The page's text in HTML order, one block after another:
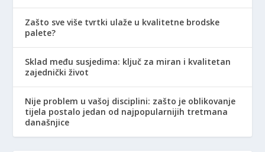
Zašto sve više tvrtki ulaže u kvalitetne brodske
palete?
Sklad među susjedima: ključ za miran i kvalitetan
zajednički život
Nije problem u vašoj disciplini: zašto je oblikovanje
tijela postalo jedan od najpopularnijih tretmana
današnjice